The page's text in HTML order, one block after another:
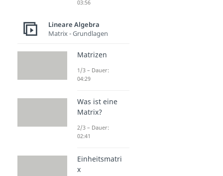
03:56
Lineare Algebra
Matrix - Grundlagen
Matrizen
1/3 – Dauer:
04:29
Was ist eine
Matrix?
2/3 – Dauer:
02:41
Einheitsmatri
x